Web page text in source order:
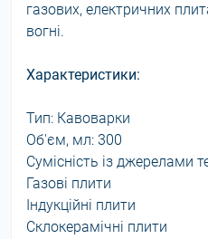
газових, електричних
вогні.
Характеристики:
Тип: Кавоварки
Об'єм, мл: 300
Сумісність із джерелами
Газові плити
Індукційні плити
Склокерамічні плити